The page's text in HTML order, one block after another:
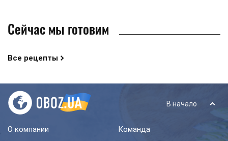
Сейчас мы готовим
Все рецепты
В начало
О компании Команда